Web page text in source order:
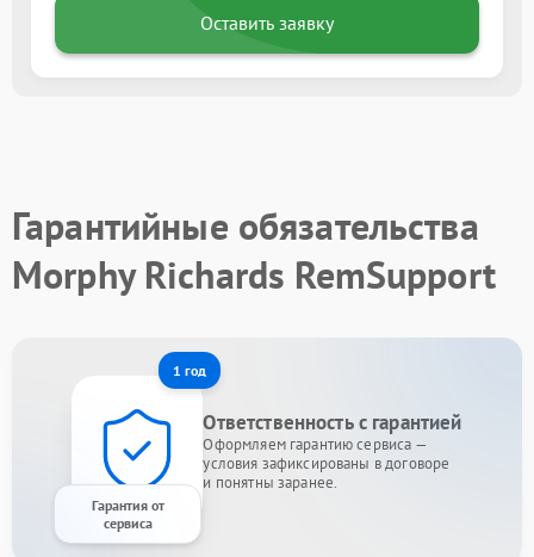
Оставить заявку
Гарантийные обязательства
Morphy Richards RemSupport
1 год
Гарантия от
сервиса
Ответственность с гарантией
Оформляем гарантию сервиса —
условия зафиксированы в договоре
и понятны заранее.